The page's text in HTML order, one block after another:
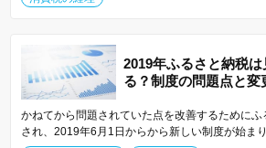
2019年ふるさと納税
る？制度の問題点と変
かねてから問題されていた点を改善するために
され、2019年6月1日からから新しい制度が始ま